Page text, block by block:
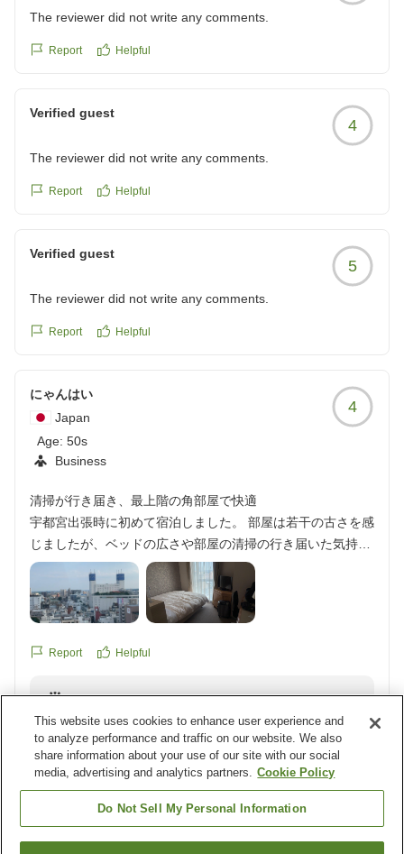
当施設は東武宇都宮駅から徒歩5分／JR宇都宮駅西口か
ごしいただける空間作りとサービスの向上に努めてまい
お客様のまたのお越しを、スタッフ一同心よりお待ち申
宇都宮東武ホテルグランデ
The reviewer did not write any comments.
Report Helpful
Verified guest
4
The reviewer did not write any comments.
Report Helpful
Verified guest
5
The reviewer did not write any comments.
Report Helpful
にゃんはい
Japan
Age: 50s
Business
4
清掃が行き届き、最上階の角部屋で快適
宇都宮出張時に初めて宿泊しました。 部屋は若干の古さを感
じましたが、ベッドの広さや部屋の清掃の行き届いた気持ち
良さ、最上階の角部屋を用意して頂いた点が評価が高かった
です。 素泊まりの為、有名な朝食は食べれませんでしたが飲
食店(オリオン通り)にも近く立地も素晴らしいです。宇都宮
(^_-)-
https://review.travel.rakuten.co.jp/hotel/voice/1514?
reviewId=33123478251266
Report Helpful
Reply from the property
この度は宇都宮東武ホテルグランデをご利用いただき、
誠にありがとうございます。
ご滞在中は客室の清掃状況や眺望につきましてお褒めの
言葉をいただき、大変光栄に存じます。
This website uses cookies to enhance user experience and
to analyze performance and traffic on our website. We also
share information about your use of our site with our social
media, advertising and analytics partners. Cookie Policy
Do Not Sell My Personal Information